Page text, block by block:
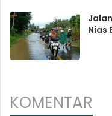
Nias
KOMENTAR